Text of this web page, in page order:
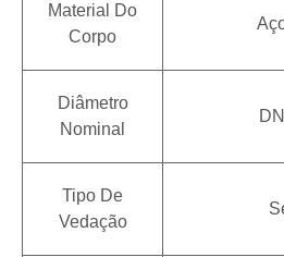
Material Do
Corpo
Diâmetro
Nominal
Tipo De
Vedação